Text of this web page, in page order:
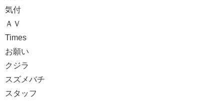
気付
ＡＶ
Times
お願い
クジラ
スズメバチ
スタッフ